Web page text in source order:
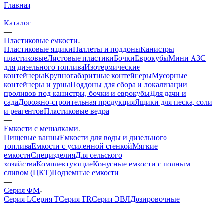
Главная
—
Каталог
—
Пластиковые емкости
Пластиковые ящикиПаллеты и поддоныКанистры
пластиковыеЛистовые пластикиБочкиЕврокубыМини АЗС
для дизельного топливаИзотермические
контейнерыКрупногабаритные контейнерыМусорные
контейнеры и урныПоддоны для сбора и локализации
проливов под канистры, бочки и еврокубыДля дачи и
садаДорожно-строительная продукцияЯщики для песка, соли
и реагентовПластиковые ведра
—
Емкости с мешалками
Пищевые ванныЕмкости для воды и дизельного
топливаЕмкости с усиленной стенкойМягкие
емкостиСпецизделияДля сельского
хозяйстваКомплектующиеКонусные емкости с полным
сливом (ЦКТ)Подземные емкости
—
Серия ФМ
Серия LСерия TСерия TRСерия ЭВЛДозировочные
—